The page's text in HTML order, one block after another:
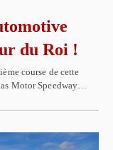
du Roi !
course de cette
Motor Speedway…